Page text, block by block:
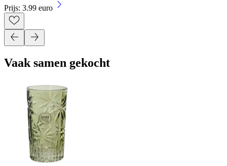
Prijs: 3.99 euro
Vaak samen gekocht